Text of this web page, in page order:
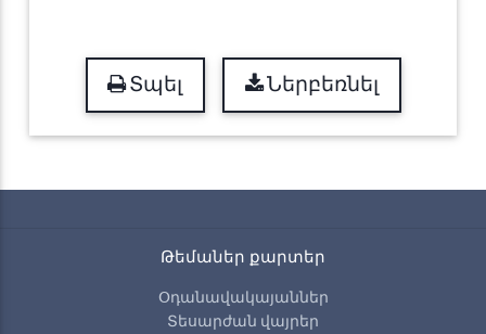
Տպել Ներբեռնել
Թեմաներ քարտեր
Օդանավակայաններ
Տեսարժան վայրեր